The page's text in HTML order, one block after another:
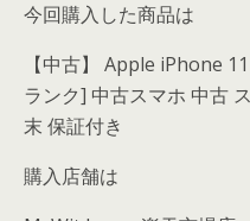
今回購入した商品は
【中古】 Apple iPhone
ランク] 中古スマホ 中古
末 保証付き
購入店舗は